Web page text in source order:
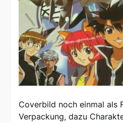
Coverbild noch einmal als
Verpackung, dazu